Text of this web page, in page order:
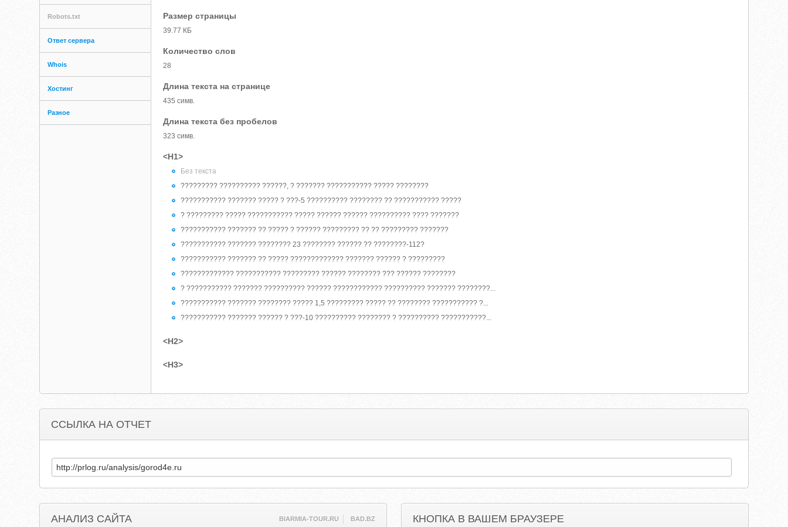
Robots.txt
Ответ сервера
Whois
Хостинг
Разное
Размер страницы
39.77 КБ
Количество слов
28
Длина текста на странице
435 симв.
Длина текста без пробелов
323 симв.
<H1>
Без текста
????????? ?????????? ??????, ? ??????? ??????????? ????? ????????
??????????? ??????? ????? ? ???-5 ?????????? ???????? ?? ??????????? ?????
? ????????? ????? ??????????? ????? ?????? ?????? ?????????? ???? ???????
??????????? ??????? ?? ????? ? ?????? ????????? ?? ?? ????????? ???????
??????????? ??????? ???????? 23 ???????? ?????? ?? ????????-112?
??????????? ??????? ?? ????? ????????????? ??????? ?????? ? ?????????
????????????? ??????????? ????????? ?????? ???????? ??? ?????? ????????
? ??????????? ??????? ?????????? ?????? ???????????? ?????????? ??????? ????????...
??????????? ??????? ???????? ????? 1,5 ????????? ????? ?? ???????? ??????????? ?...
??????????? ??????? ?????? ? ???-10 ?????????? ???????? ? ?????????? ???????????...
<H2>
<H3>
ССЫЛКА НА ОТЧЕТ
АНАЛИЗ САЙТА BIARMIA-TOUR.RU BAD.BZ КНОПКА В ВАШЕМ БРАУЗЕРЕ